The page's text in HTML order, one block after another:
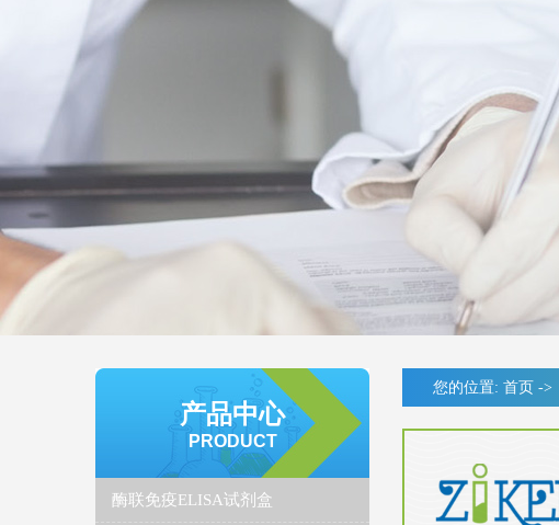
产品中心
PRODUCT
酶联免疫ELISA试剂盒
您的位置: 首页 ->